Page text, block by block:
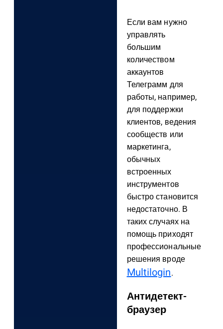
Если вам нужно
управлять
большим
количеством
аккаунтов
Телеграмм для
работы, например,
для поддержки
клиентов, ведения
сообществ или
маркетинга,
обычных
встроенных
инструментов
быстро становится
недостаточно. В
таких случаях на
помощь приходят
профессиональные
решения вроде
Multilogin.
Антидетект-
браузер